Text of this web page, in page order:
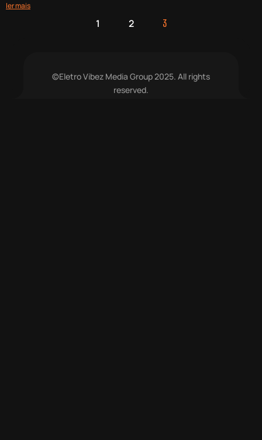
ler mais
1 2 3
©Eletro Vibez Media Group 2025. All rights
reserved.